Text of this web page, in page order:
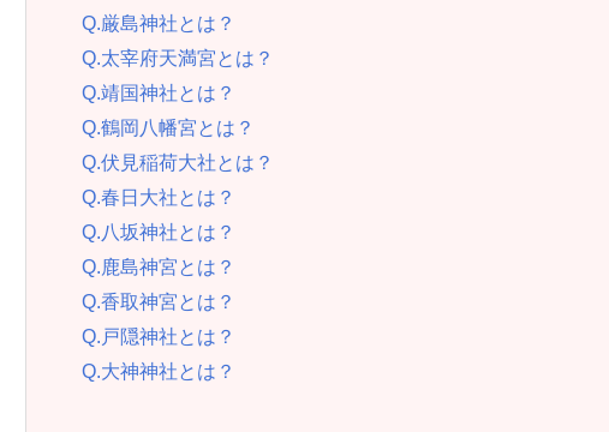
Q.厳島神社とは？
Q.太宰府天満宮とは？
Q.靖国神社とは？
Q.鶴岡八幡宮とは？
Q.伏見稲荷大社とは？
Q.春日大社とは？
Q.八坂神社とは？
Q.鹿島神宮とは？
Q.香取神宮とは？
Q.戸隠神社とは？
Q.大神神社とは？